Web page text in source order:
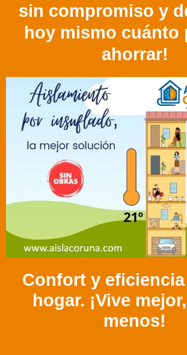
sin compromiso y
hoy mismo cuánto
ahorrar!
Confort y
hogar. ¡Vive
menos!